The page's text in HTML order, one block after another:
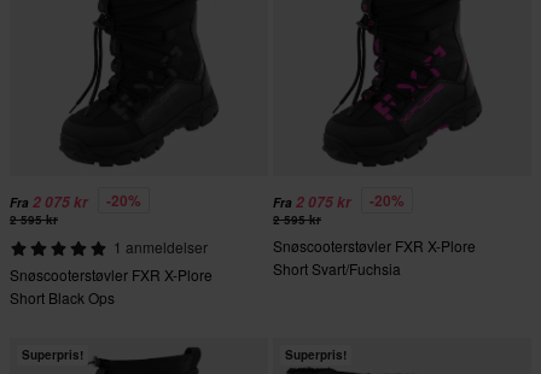
Fra 2 075 kr -20%
2 595 kr
1 anmeldelser
Snøscooterstøvler FXR X-Plore
Short Black Ops
Fra 2 075 kr -20%
2 595 kr
Snøscooterstøvler FXR X-Plore
Short Svart/Fuchsia
Superpris! Superpris!